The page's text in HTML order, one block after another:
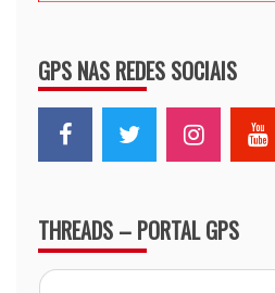
GPS NAS REDES SOCIAIS
THREADS – PORTAL GPS